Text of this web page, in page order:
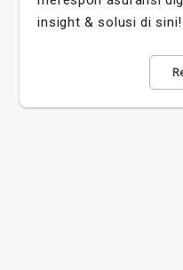
insight & solusi di sini!